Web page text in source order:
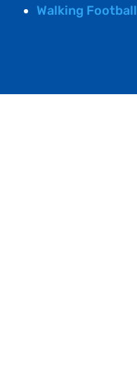
Walking Football